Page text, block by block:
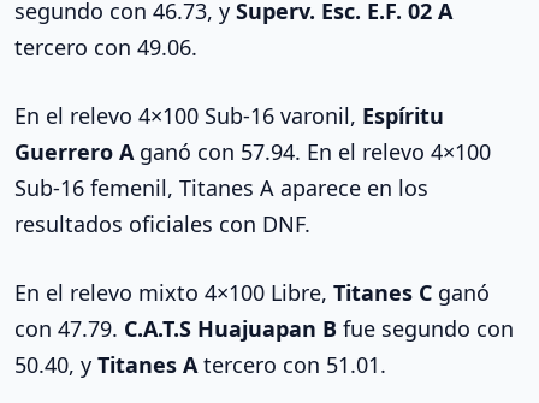
segundo con 46.73, y Superv. Esc. E.F. 02 A
tercero con 49.06.
En el relevo 4×100 Sub-16 varonil, Espíritu
Guerrero A ganó con 57.94. En el relevo 4×100
Sub-16 femenil, Titanes A aparece en los
resultados oficiales con DNF.
En el relevo mixto 4×100 Libre, Titanes C ganó
con 47.79. C.A.T.S Huajuapan B fue segundo con
50.40, y Titanes A tercero con 51.01.